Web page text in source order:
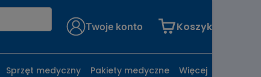
Twoje konto Koszyk
Sprzęt medyczny Pakiety medyczne Więcej